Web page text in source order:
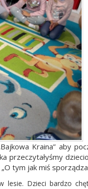
Kraina” aby
przeczytałyśmy
tym jak miś
lesie. Dzieci bardzo